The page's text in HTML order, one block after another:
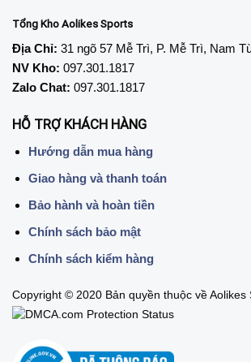
Tổng Kho Aolikes Sports
Địa Chỉ: 31 ngõ 57 Mễ Trì, P. Mễ Trì, Nam
NV Kho: 097.301.1817
Zalo Chat: 097.301.1817
HỖ TRỢ KHÁCH HÀNG
Hướng dẫn mua hàng
Giao hàng và thanh toán
Bảo hành và hoàn tiền
Chính sách bảo mật
Chính sách kiểm hàng
Copyright © 2020 Bản quyền thuộc về Aolikes